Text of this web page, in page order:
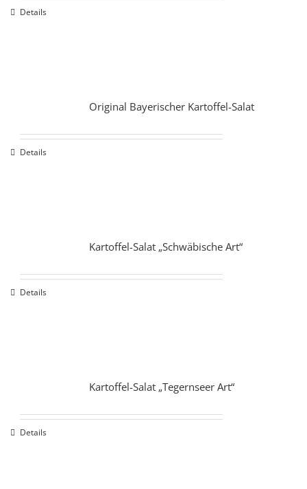
Details
Original Bayerischer Kartoffel-Salat
Details
Kartoffel-Salat „Schwäbische Art“
Details
Kartoffel-Salat „Tegernseer Art“
Details